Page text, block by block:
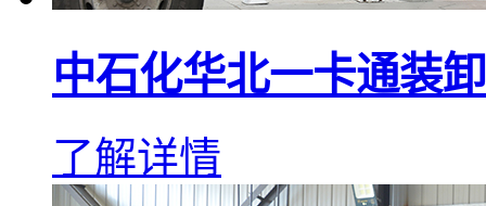
中石化华北一卡通装
了解详情